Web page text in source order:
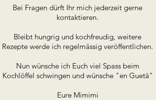
Bei Fragen dürft Ihr mich jederzeit gerne
kontaktieren.
Bleibt hungrig und kochfreudig, weitere
Rezepte werde ich regelmässig veröffentlichen.
Nun wünsche ich Euch viel Spass beim
Kochlöffel schwingen und wünsche "en Guetä"
Eure Mimimi